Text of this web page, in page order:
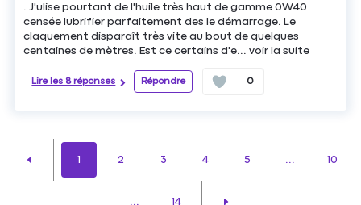
. J'ulise pourtant de l'huile très haut de gamme 0W40
censée lubrifier parfaitement des le démarrage. Le
claquement disparaît très vite au bout de quelques
centaines de mètres. Est ce certains d'e...voir la suite
Lire les 8 réponses Répondre 0
1 2 3 4 5 ... 10
... 14